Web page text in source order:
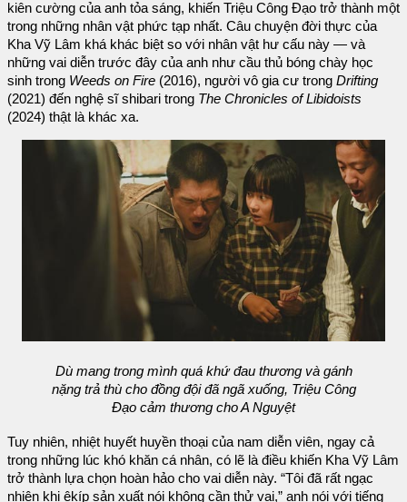
kiên cường của anh tỏa sáng, khiến Triệu Công Đạo trở thành một
trong những nhân vật phức tạp nhất. Câu chuyện đời thực của
Kha Vỹ Lâm khá khác biệt so với nhân vật hư cấu này — và
những vai diễn trước đây của anh như cầu thủ bóng chày học
sinh trong Weeds on Fire (2016), người vô gia cư trong Drifting
(2021) đến nghệ sĩ shibari trong The Chronicles of Libidoists
(2024) thật là khác xa.
Dù mang trong mình quá khứ đau thương và gánh
nặng trả thù cho đồng đội đã ngã xuống, Triệu Công
Đạo cảm thương cho A Nguyệt
Tuy nhiên, nhiệt huyết huyền thoại của nam diễn viên, ngay cả
trong những lúc khó khăn cá nhân, có lẽ là điều khiến Kha Vỹ Lâm
trở thành lựa chọn hoàn hảo cho vai diễn này. “Tôi đã rất ngạc
nhiên khi êkíp sản xuất nói không cần thử vai,” anh nói với tiếng